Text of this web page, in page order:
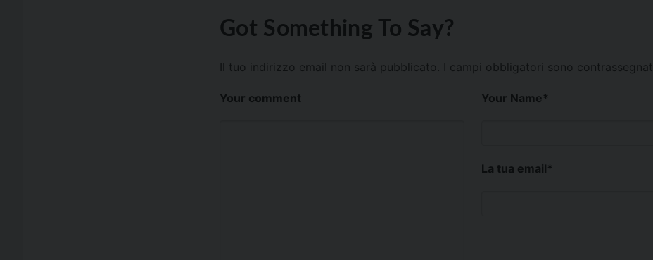
Got Something To Say?
Il tuo indirizzo email non sarà pubblicato. I campi obbligatori sono contrassegnati
Your comment Your Name*
La tua email*